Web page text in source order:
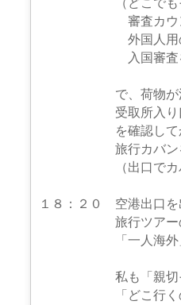
審査カウンター
外国人用のカウン
入国審査を行
で、荷物が流れて
受取所入り口上部
を確認してから受
旅行カバンを受
（出口でカバンの
１８：２０ 空港出口を
旅行ツアーの担当
「一人海外」初体
私も「親切そうな人
「どこ行くの？」「